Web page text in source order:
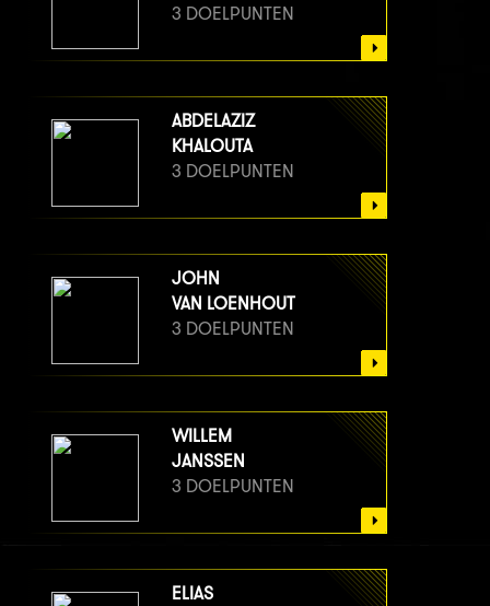
3 DOELPUNTEN
ABDELAZIZ
KHALOUTA
3 DOELPUNTEN
JOHN
VAN LOENHOUT
3 DOELPUNTEN
WILLEM
JANSSEN
3 DOELPUNTEN
ELIAS